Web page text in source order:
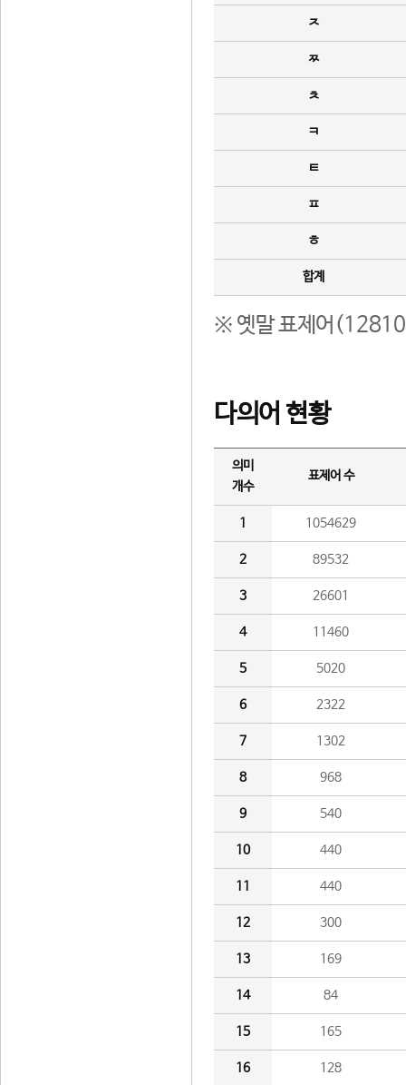
ㅈ
ㅉ
ㅊ
ㅋ
ㅌ
ㅍ
ㅎ
합계
※ 옛말 표제어(12810
다의어 현황
의미
개수
표제어 수
1 1054629
2 89532
3 26601
4 11460
5 5020
6 2322
7 1302
8 968
9 540
10 440
11 440
12 300
13 169
14 84
15 165
16 128